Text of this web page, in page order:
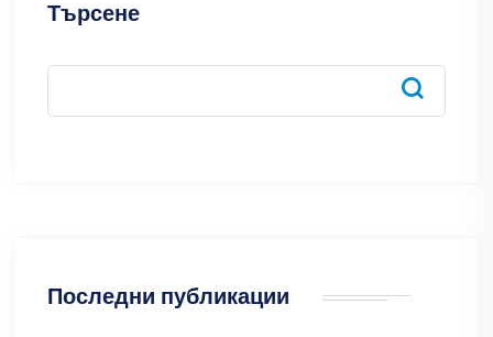
Търсене
Последни публикации